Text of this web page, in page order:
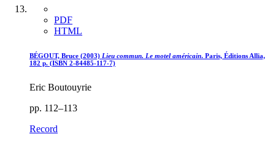
PDF
HTML
BÉGOUT, Bruce (2003) Lieu commun. Le motel américain. Paris, Éditions Allia,
182 p. (ISBN 2-84485-117-7)
Eric Boutouyrie
pp. 112–113
Record